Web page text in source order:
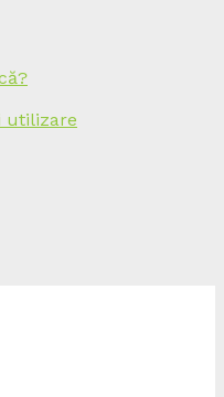
utilizare